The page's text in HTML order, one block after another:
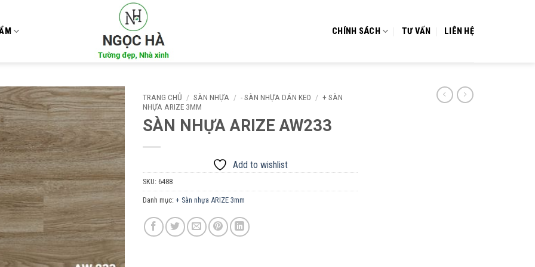
CHÍNH SÁCH TƯ VẤN LIÊN HỆ
Add to
wishlist
TRANG CHỦ / SÀN NHỰA / - SÀN NHỰA DÁN KEO / + SÀN
NHỰA ARIZE 3MM
SÀN NHỰA ARIZE AW233
Add to wishlist
SKU: 6488
Danh mục: + Sàn nhựa ARIZE 3mm